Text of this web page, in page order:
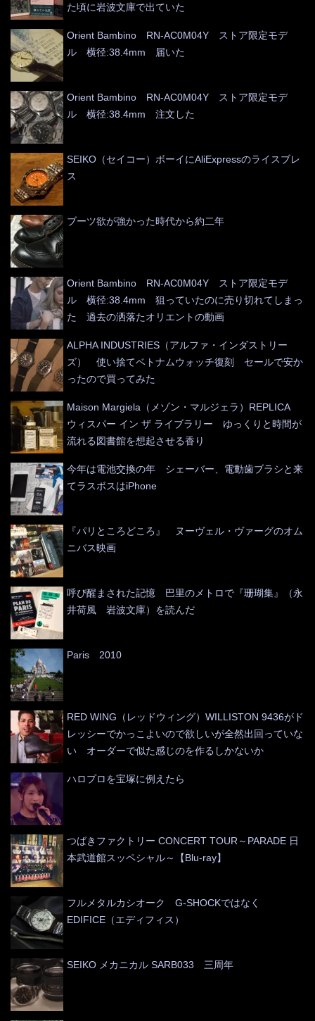
た頃に岩波文庫で出ていた
Orient Bambino RN-AC0M04Y ストア限定モデ
ル 横径:38.4mm 届いた
Orient Bambino RN-AC0M04Y ストア限定モデ
ル 横径:38.4mm 注文した
SEIKO（セイコー）ボーイにAliExpressのライスブレ
ス
ブーツ欲が強かった時代から約二年
Orient Bambino RN-AC0M04Y ストア限定モデ
ル 横径:38.4mm 狙っていたのに売り切れてしまっ
た 過去の洒落たオリエントの動画
ALPHA INDUSTRIES（アルファ・インダストリー
ズ） 使い捨てベトナムウォッチ復刻 セールで安か
ったので買ってみた
Maison Margiela（メゾン・マルジェラ）REPLICA
ウィスパー イン ザ ライブラリー ゆっくりと時間が
流れる図書館を想起させる香り
今年は電池交換の年 シェーバー、電動歯ブラシと来
てラスボスはiPhone
『パリところどころ』 ヌーヴェル・ヴァーグのオム
ニバス映画
呼び醒まされた記憶 巴里のメトロで『珊瑚集』（永
井荷風 岩波文庫）を読んだ
Paris 2010
RED WING（レッドウィング）WILLISTON 9436がド
レッシーでかっこよいので欲しいが全然出回っていな
い オーダーで似た感じのを作るしかないか
ハロプロを宝塚に例えたら
つばきファクトリー CONCERT TOUR～PARADE 日
本武道館スッペシャル～【Blu-ray】
フルメタルカシオーク G-SHOCKではなく
EDIFICE（エディフィス）
SEIKO メカニカル SARB033 三周年